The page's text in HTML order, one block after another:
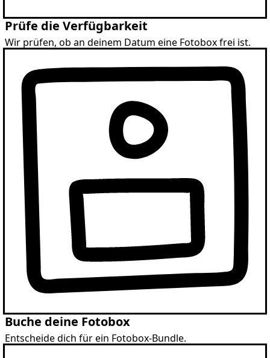
Prüfe die Verfügbarkeit
Wir prüfen, ob an deinem Datum eine Fotobox frei ist.
Buche deine Fotobox
Entscheide dich für ein Fotobox-Bundle.